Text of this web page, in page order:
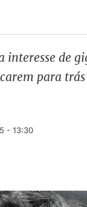
de
para
- 13:30